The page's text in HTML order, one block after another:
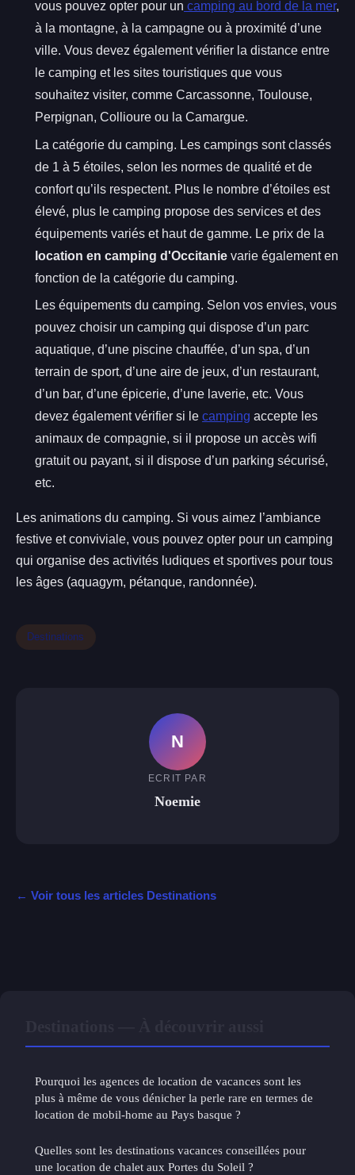
vous pouvez opter pour un camping au bord de la mer,
à la montagne, à la campagne ou à proximité d’une
ville. Vous devez également vérifier la distance entre
le camping et les sites touristiques que vous
souhaitez visiter, comme Carcassonne, Toulouse,
Perpignan, Collioure ou la Camargue.
La catégorie du camping. Les campings sont classés
de 1 à 5 étoiles, selon les normes de qualité et de
confort qu’ils respectent. Plus le nombre d’étoiles est
élevé, plus le camping propose des services et des
équipements variés et haut de gamme. Le prix de la
location en camping d'Occitanie varie également en
fonction de la catégorie du camping.
Les équipements du camping. Selon vos envies, vous
pouvez choisir un camping qui dispose d’un parc
aquatique, d’une piscine chauffée, d’un spa, d’un
terrain de sport, d’une aire de jeux, d’un restaurant,
d’un bar, d’une épicerie, d’une laverie, etc. Vous
devez également vérifier si le camping accepte les
animaux de compagnie, si il propose un accès wifi
gratuit ou payant, si il dispose d’un parking sécurisé,
etc.
Les animations du camping. Si vous aimez l’ambiance
festive et conviviale, vous pouvez opter pour un camping
qui organise des activités ludiques et sportives pour tous
les âges (aquagym, pétanque, randonnée).
Destinations
N
ECRIT PAR
Noemie
← Voir tous les articles Destinations
Pourquoi les agences de location de vacances sont les
plus à même de vous dénicher la perle rare en termes de
location de mobil-home au Pays basque ?
Quelles sont les destinations vacances conseillées pour
une location de chalet aux Portes du Soleil ?